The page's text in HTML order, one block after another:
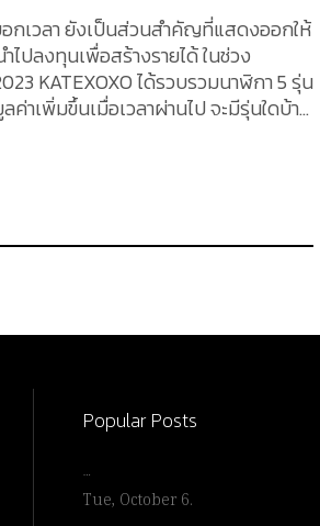
กเวลา ยังเป็นส่วนสำคัญที่แสดงออกให้
ปลงทุนเพื่อสร้างรายได้ ในช่วง
KATEXOXO ได้รวบรวมนาฬิกา 5 รุ่น
าเพิ่มขึ้นเมื่อเวลาผ่านไป จะมีรุ่นใดบ้าง
Popular Posts
…
Tue, October 6.